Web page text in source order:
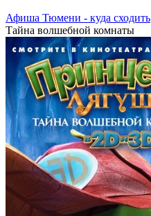
Афиша Тюмени - куда сходить
Тайна волшебной комнаты